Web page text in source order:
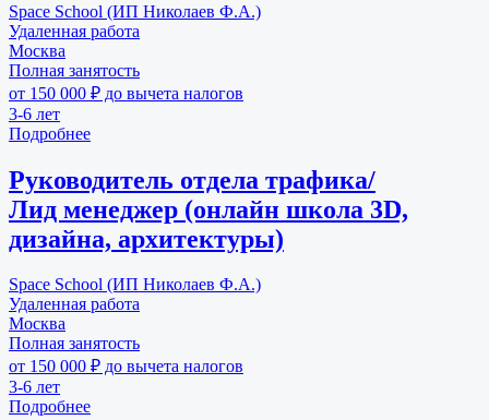
Space School (ИП Николаев Ф.А.)
Удаленная работа
Москва
Полная занятость
от 150 000 ₽ до вычета налогов
3-6 лет
Подробнее
Руководитель отдела трафика/
Лид менеджер (онлайн школа 3D,
дизайна, архитектуры)
Space School (ИП Николаев Ф.А.)
Удаленная работа
Москва
Полная занятость
от 150 000 ₽ до вычета налогов
3-6 лет
Подробнее